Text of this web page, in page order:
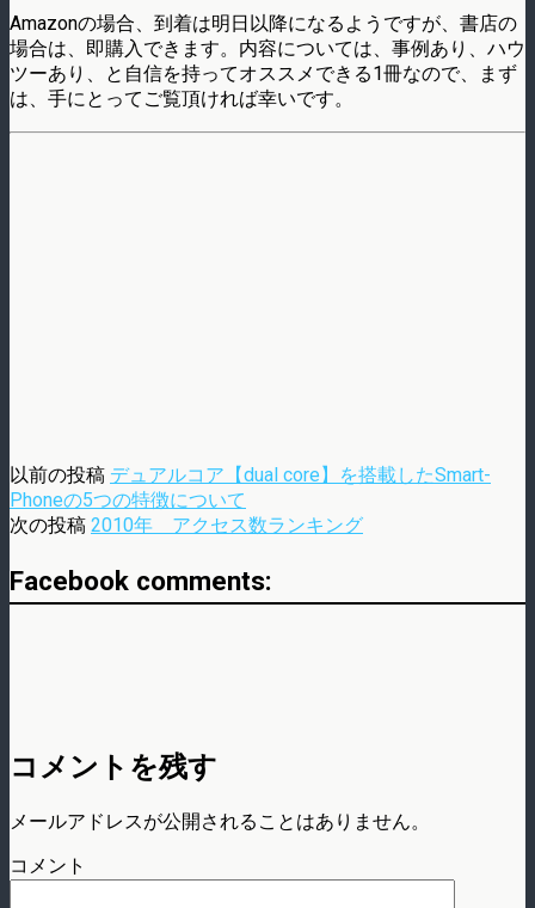
Amazonの場合、到着は明日以降になるようですが、書店の
場合は、即購入できます。内容については、事例あり、ハウ
ツーあり、と自信を持ってオススメできる1冊なので、まず
は、手にとってご覧頂ければ幸いです。
以前の投稿 デュアルコア【dual core】を搭載したSmart-
Phoneの5つの特徴について
次の投稿 2010年 アクセス数ランキング
Facebook comments:
コメントを残す
メールアドレスが公開されることはありません。
コメント